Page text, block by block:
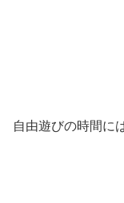
自由遊びの時間に